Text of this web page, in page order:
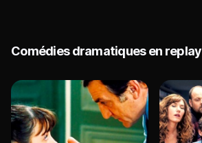
Comédies dramatiques en replay